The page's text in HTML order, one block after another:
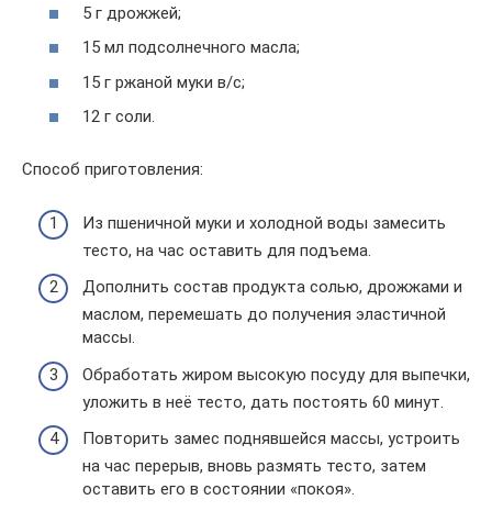
5 г дрожжей;
15 мл подсолнечного масла;
15 г ржаной муки в/с;
12 г соли.
Способ приготовления:
Из пшеничной муки и холодной воды замесить
тесто, на час оставить для подъема.
Дополнить состав продукта солью, дрожжами и
маслом, перемешать до получения эластичной
массы.
Обработать жиром высокую посуду для выпечки,
уложить в неё тесто, дать постоять 60 минут.
Повторить замес поднявшейся массы, устроить
на час перерыв, вновь размять тесто, затем
оставить его в состоянии «покоя».